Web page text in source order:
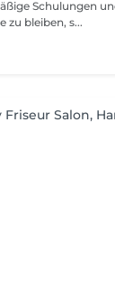
Schulungen
zu bleiben, s...